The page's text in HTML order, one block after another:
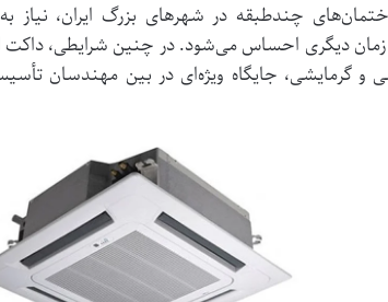
چندطبقه در شهرهای بزرگ ایران، نیاز
دیگری احساس می‌شود. در چنین شرایطی، داکت
گرمایشی، جایگاه ویژه‌ای در بین مهندسان